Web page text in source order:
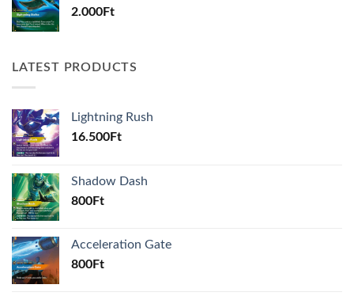
2.000Ft
LATEST PRODUCTS
Lightning Rush
16.500Ft
Shadow Dash
800Ft
Acceleration Gate
800Ft